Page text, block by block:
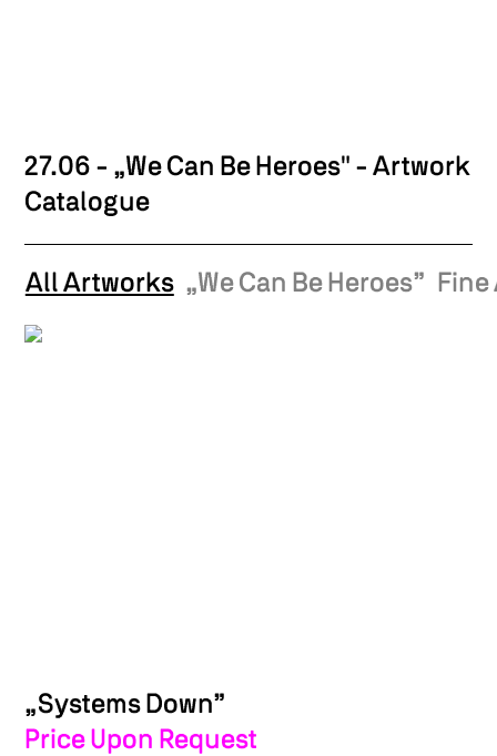
27.06 - „We Can Be Heroes" - Artwork
Catalogue
All Artworks „We Can Be Heroes”
„Systems Down”
Price Upon Request